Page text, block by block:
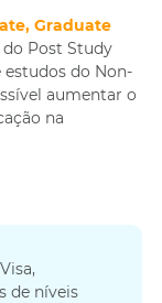
Graduate
Post Study
do Non-
aumentar o
na
de níveis